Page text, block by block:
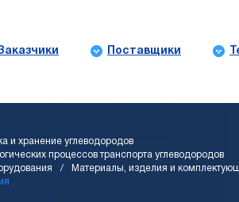
Поставщики
и хранение углеводородов
процессов транспорта углеводородов
Материалы, изделия и